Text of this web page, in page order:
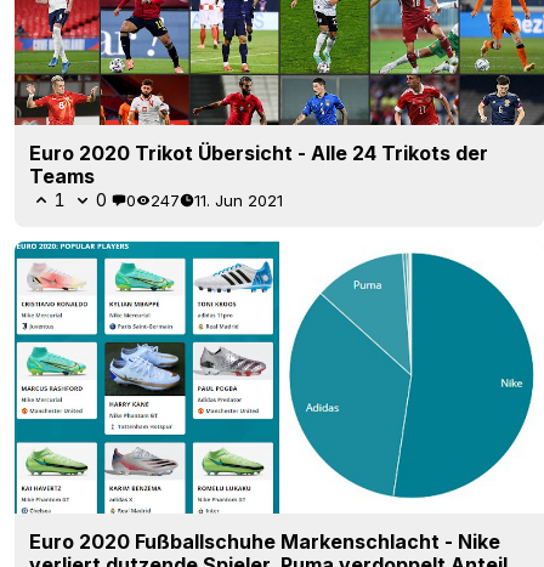
Euro 2020 Trikot Übersicht - Alle 24 Trikots der
Teams
1 0 0 247 11. Jun 2021
Euro 2020 Fußballschuhe Markenschlacht - Nike